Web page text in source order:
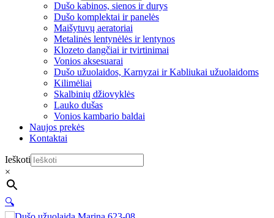
Dušo kabinos, sienos ir durys
Dušo komplektai ir panelės
Maišytuvų aeratoriai
Metalinės lentynėlės ir lentynos
Klozeto dangčiai ir tvirtinimai
Vonios aksesuarai
Dušo užuolaidos, Karnyzai ir Kabliukai užuolaidoms
Kilimėliai
Skalbinių džiovyklės
Lauko dušas
Vonios kambario baldai
Naujos prekės
Kontaktai
Ieškoti
×
🔍